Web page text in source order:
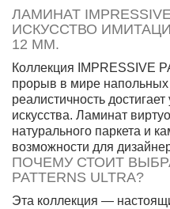
ЛАМИНАТ IMPRESSIVE
ИСКУССТВО
12 ММ.
Коллекция IMPRESSIVE
прорыв в мире напольных
реалистичность
искусства. Ламинат
натурального паркета и
возможности для
ПОЧЕМУ СТОИТ
PATTERNS ULTRA?
Эта коллекция —